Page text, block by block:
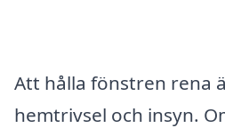
Att hålla fönstren rena
hemtrivsel och insyn.